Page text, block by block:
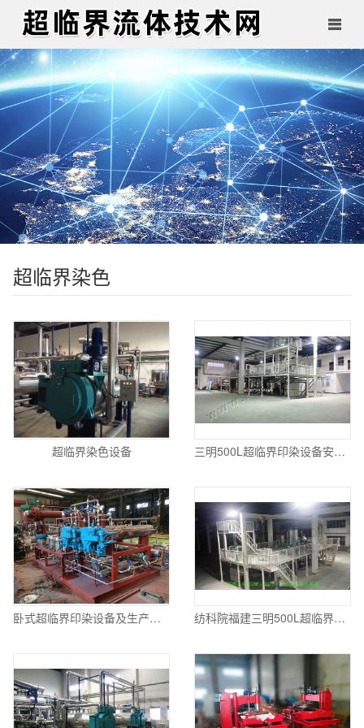
超临界染色
超临界染色设备 三明500L超临界印染设备安装完成后
卧式超临界印染设备及生产后的产品 纺科院福建三明500L超临界染色示范装置